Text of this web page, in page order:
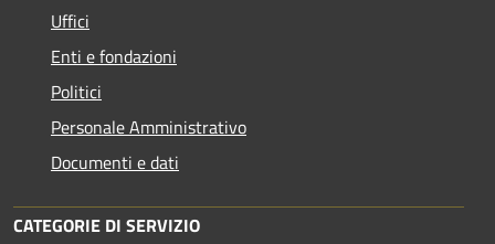
Uffici
Enti e fondazioni
Politici
Personale Amministrativo
Documenti e dati
CATEGORIE DI SERVIZIO